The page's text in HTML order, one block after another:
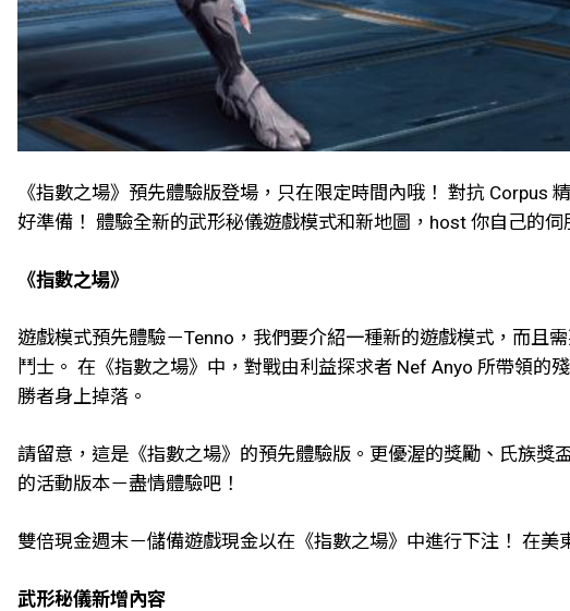
《指數之場》預先體驗版登場，只在限定時間內哦！ 對抗
好準備！ 體驗全新的武形秘儀遊戲模式和新地圖，host 你自己的
《指數之場》
遊戲模式預先體驗－Tenno，我們要介紹一種新的遊戲模式，而且
鬥士。 在《指數之場》中，對戰由利益探求者 Nef Anyo 所帶領的
勝者身上掉落。
請留意，這是《指數之場》的預先體驗版。更優渥的獎勵、氏族
的活動版本－盡情體驗吧！
雙倍現金週末－儲備遊戲現金以在《指數之場》中進行下注！ 在
武形秘儀新增內容